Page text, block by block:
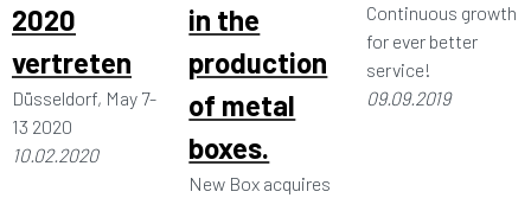
2020
vertreten
Düsseldorf, May 7-
13 2020
10.02.2020
in the
production
of metal
boxes.
New Box acquires
Continuous growth
for ever better
service!
09.09.2019